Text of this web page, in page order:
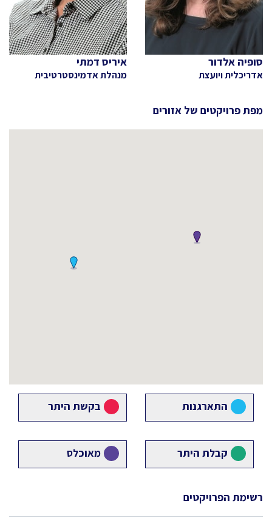
סופיה אלדור
אדריכלית ויועצת
איריס דמתי
מנהלת אדמינסטרטיבית
מפת פרויקטים של אזורים
התארגנות בקשת היתר
קבלת היתר מאוכלס
רשימת הפרויקטים